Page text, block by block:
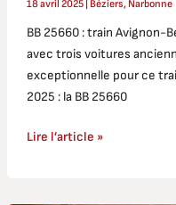
18 avril 2025 Béziers, Narbonne
BB 25660 : train Avignon-
avec trois voitures
exceptionnelle pour ce
2025 : la BB 25660
Lire l’article »